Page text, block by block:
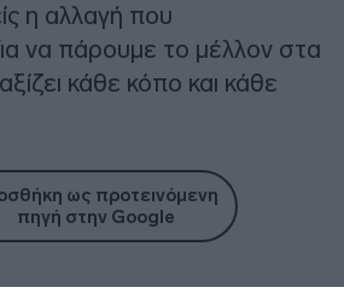
η αλλαγή που
να πάρουμε το μέλλον στα
κάθε κόπο και κάθε
ως προτεινόμενη
πηγή στην Google